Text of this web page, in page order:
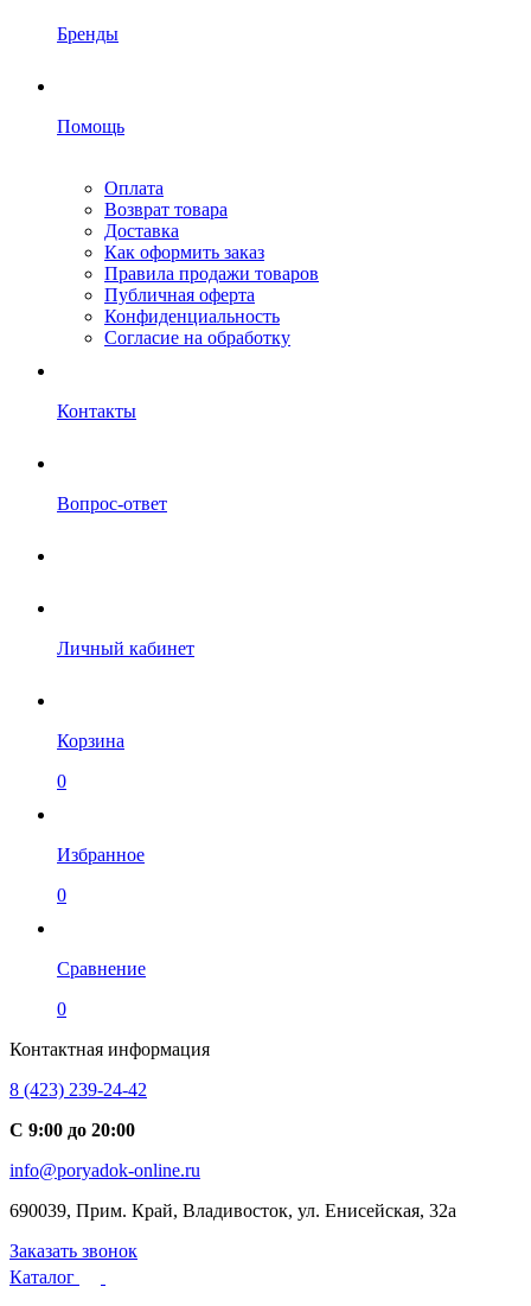
Бренды
Помощь
Оплата
Возврат товара
Доставка
Как оформить заказ
Правила продажи товаров
Публичная оферта
Конфиденциальность
Согласие на обработку
Контакты
Вопрос-ответ
Личный кабинет
Корзина
0
Избранное
0
Сравнение
0
Контактная информация
8 (423) 239-24-42
С 9:00 до 20:00
info@poryadok-online.ru
690039, Прим. Край, Владивосток, ул. Енисейская, 32а
Заказать звонок
Каталог